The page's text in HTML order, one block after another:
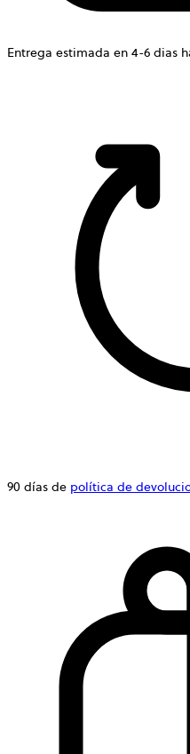
Entrega estimada en 4-6 dias
90 días de política de